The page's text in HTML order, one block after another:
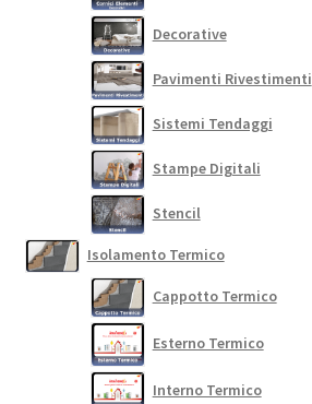
Decorative
Pavimenti Rivestimenti
Sistemi Tendaggi
Stampe Digitali
Stencil
Isolamento Termico
Cappotto Termico
Esterno Termico
Interno Termico